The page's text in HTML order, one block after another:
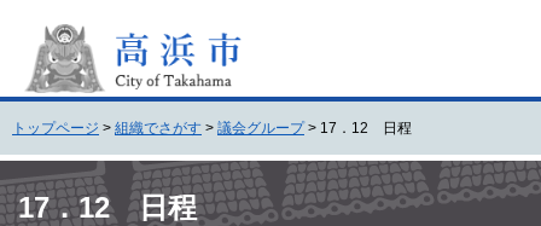
頭
で
す
。
飛
ば
し
て
トップページ > 組織でさがす > 議会グループ > 17．12 日程
文 17．12 日程